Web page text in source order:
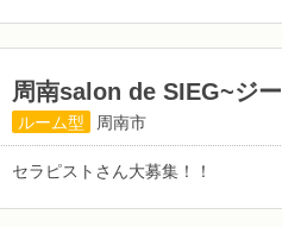
周南salon de SIEG~ジ
ルーム型 周南市
セラピストさん大募集！！